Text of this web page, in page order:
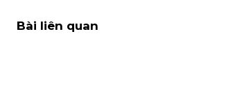
Bài liên quan